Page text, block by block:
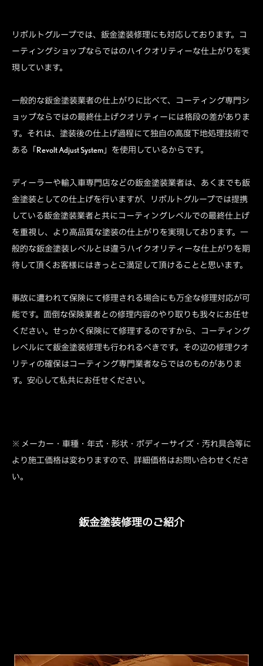
リボルトグループでは、鈑金塗装修理にも対応しております。コ
ーティングショップならではのハイクオリティーな仕上がりを実
現しています。
一般的な鈑金塗装業者の仕上がりに比べて、コーティング専門シ
ョップならではの最終仕上げクオリティーには格段の差がありま
す。それは、塗装後の仕上げ過程にて独自の高度下地処理技術で
ある「Revolt Adjust System」を使用しているからです。
ディーラーや輸入車専門店などの鈑金塗装業者は、あくまでも鈑
金塗装としての仕上げを行いますが、リボルトグループでは提携
している鈑金塗装業者と共にコーティングレベルでの最終仕上げ
を重視し、より高品質な塗装の仕上がりを実現しております。一
般的な鈑金塗装レベルとは違うハイクオリティーな仕上がりを期
待して頂くお客様にはきっとご満足して頂けることと思います。
事故に遭われて保険にて修理される場合にも万全な修理対応が可
能です。面倒な保険業者との修理内容のやり取りも我々にお任せ
ください。せっかく保険にて修理するのですから、コーティング
レベルにて鈑金塗装修理も行われるべきです。その辺の修理クオ
リティの確保はコーティング専門業者ならではのものがありま
す。安心して私共にお任せください。
※ メーカー・車種・年式・形状・ボディーサイズ・汚れ具合等に
より施工価格は変わりますので、詳細価格はお問い合わせくださ
い。
鈑金塗装修理のご紹介